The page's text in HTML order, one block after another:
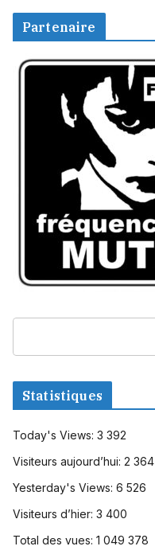
Partenaire
Statistiques
Today's Views: 3 392
Visiteurs aujourd’hui: 2 364
Yesterday's Views: 6 526
Visiteurs d’hier: 3 400
Total des vues: 1 049 378